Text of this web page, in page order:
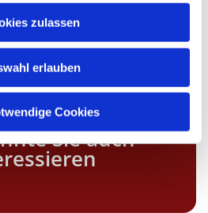
zulassen
erlauben
Cookies
Sie auch